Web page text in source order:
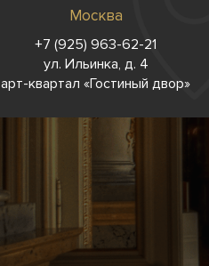
Москва
+7 (925) 963-62-21
ул. Ильинка, д. 4
арт-квартал «Гостиный двор»